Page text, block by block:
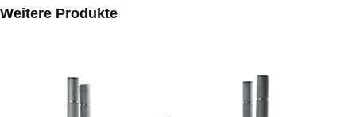
Produktgalerie überspringen
Weitere Produkte